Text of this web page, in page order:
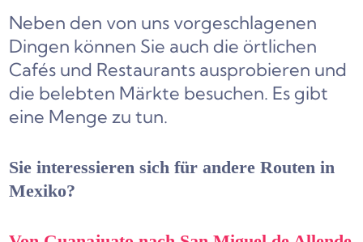
Neben den von uns vorgeschlagenen
Dingen können Sie auch die örtlichen
Cafés und Restaurants ausprobieren und
die belebten Märkte besuchen. Es gibt
eine Menge zu tun.
Sie interessieren sich für andere Routen in
Mexiko?